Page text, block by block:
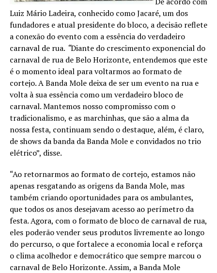
Luiz Mário Ladeira, conhecido como Jacaré, um dos
fundadores e atual presidente do bloco, a decisão reflete
a conexão do evento com a essência do verdadeiro
carnaval de rua. “Diante do crescimento exponencial do
carnaval de rua de Belo Horizonte, entendemos que este
é o momento ideal para voltarmos ao formato de
cortejo. A Banda Mole deixa de ser um evento na rua e
volta à sua essência como um verdadeiro bloco de
carnaval. Mantemos nosso compromisso com o
tradicionalismo, e as marchinhas, que são a alma da
nossa festa, continuam sendo o destaque, além, é claro,
de shows da banda da Banda Mole e convidados no trio
elétrico”, disse.
“Ao retornarmos ao formato de cortejo, estamos não
apenas resgatando as origens da Banda Mole, mas
também criando oportunidades para os ambulantes,
que todos os anos desejavam acesso ao perímetro da
festa. Agora, com o formato de bloco de carnaval de rua,
eles poderão vender seus produtos livremente ao longo
do percurso, o que fortalece a economia local e reforça
o clima acolhedor e democrático que sempre marcou o
carnaval de Belo Horizonte. Assim, a Banda Mole